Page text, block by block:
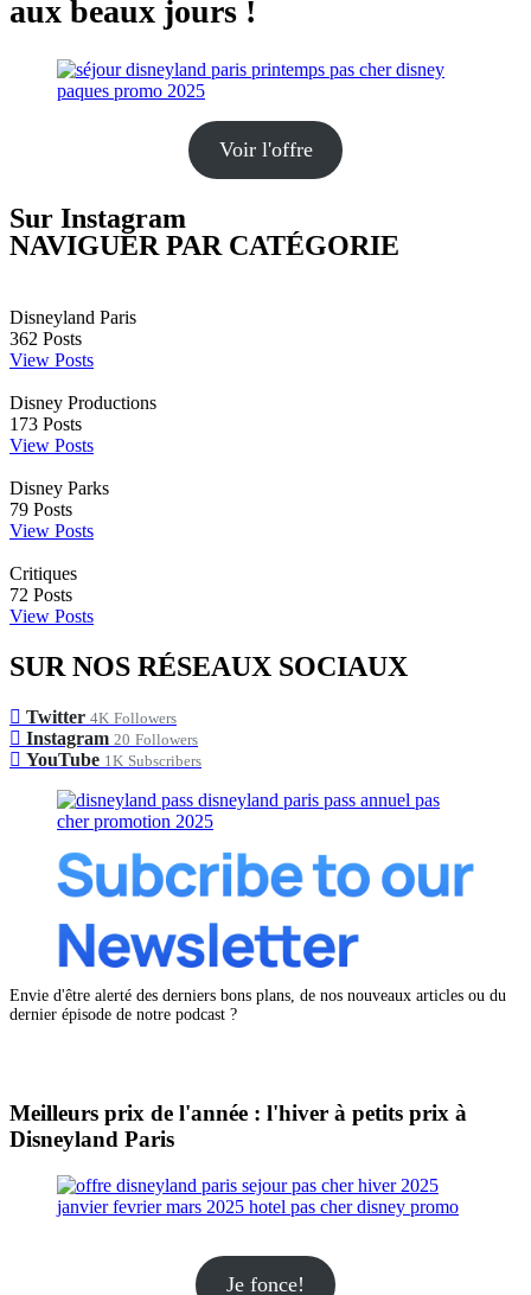
aux beaux jours !
Voir l'offre
Sur Instagram
NAVIGUER PAR CATÉGORIE
Disneyland Paris
362 Posts
View Posts
Disney Productions
173 Posts
View Posts
Disney Parks
79 Posts
View Posts
Critiques
72 Posts
View Posts
SUR NOS RÉSEAUX SOCIAUX
Twitter 4K Followers
Instagram 20 Followers
YouTube 1K Subscribers
Envie d'être alerté des derniers bons plans, de nos nouveaux articles ou du
dernier épisode de notre podcast ?
Meilleurs prix de l'année : l'hiver à petits prix à
Disneyland Paris
Je fonce!